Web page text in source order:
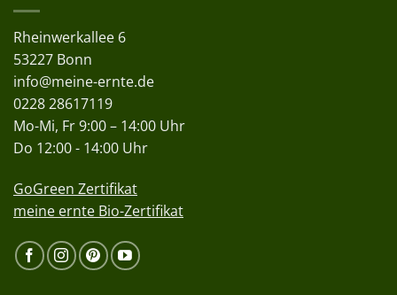
Rheinwerkallee 6
53227 Bonn
info@meine-ernte.de
0228 28617119
Mo-Mi, Fr 9:00 – 14:00 Uhr
Do 12:00 - 14:00 Uhr
GoGreen Zertifikat
meine ernte Bio-Zertifikat